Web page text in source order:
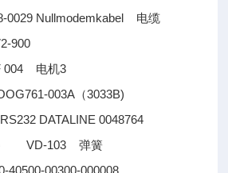
Nullmodemkabel 电缆
900
004 电机3
003A （3033B)
DATALINE 0048764
VD-103弹簧
00300-000008